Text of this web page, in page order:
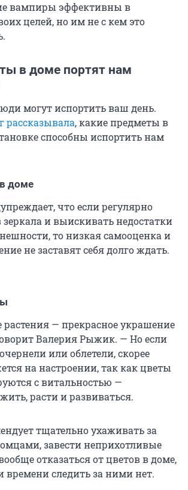
вампиры эффективны в
целей, но им не с кем это
в доме портят нам
могут испортить ваш день.
рассказывала, какие предметы в
способны испортить нам
доме
что если регулярно
и выискивать недостатки
то низкая самооценка и
не заставят себя долго ждать.
растения — прекрасное украшение
Валерия Рыжик. — Но если
или облетели, скорее
на настроении, так как цветы
с витальностью —
расти и развиваться.
тщательно ухаживать за
завести неприхотливые
отказаться от цветов в доме,
времени следить за ними нет.